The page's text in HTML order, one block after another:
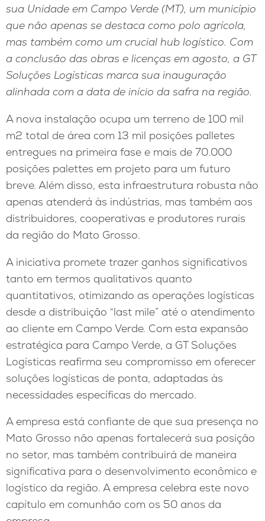
sua Unidade em Campo Verde (MT), um município
que não apenas se destaca como polo agrícola,
mas também como um crucial hub logístico. Com
a conclusão das obras e licenças em agosto, a GT
Soluções Logísticas marca sua inauguração
alinhada com a data de início da safra na região.
A nova instalação ocupa um terreno de 100 mil
m2 total de área com 13 mil posições palletes
entregues na primeira fase e mais de 70.000
posições palettes em projeto para um futuro
breve. Além disso, esta infraestrutura robusta não
apenas atenderá às indústrias, mas também aos
distribuidores, cooperativas e produtores rurais
da região do Mato Grosso.
A iniciativa promete trazer ganhos significativos
tanto em termos qualitativos quanto
quantitativos, otimizando as operações logísticas
desde a distribuição “last mile” até o atendimento
ao cliente em Campo Verde. Com esta expansão
estratégica para Campo Verde, a GT Soluções
Logísticas reafirma seu compromisso em oferecer
soluções logísticas de ponta, adaptadas às
necessidades específicas do mercado.
A empresa está confiante de que sua presença no
Mato Grosso não apenas fortalecerá sua posição
no setor, mas também contribuirá de maneira
significativa para o desenvolvimento econômico e
logístico da região. A empresa celebra este novo
capítulo em comunhão com os 50 anos da